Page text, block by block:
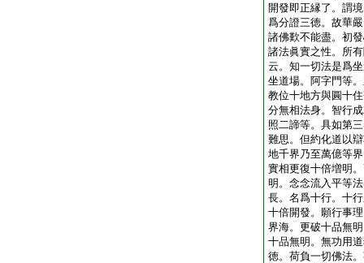
開發即正縁了。謂
爲分證三徳。故華
諸佛歎不能盡。初
諸法眞實之性。所
云。知一切法是爲
坐道場。阿字門等
教位十地方與圓十
分無相法身。智行
照二諦等。具如第
難思。但約化道以
地千界乃至萬億等
實相更復十倍増明
明。念念流入平等
長。名爲十行。十
十倍開發。願行事
界海。更破十品無
十品無明。無功用
徳。荷負一切佛法